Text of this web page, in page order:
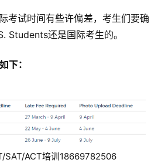
考试时间有些许偏差，考生们要确
Students还是国际考生的。
下：
SAT/ACT培训18669782506